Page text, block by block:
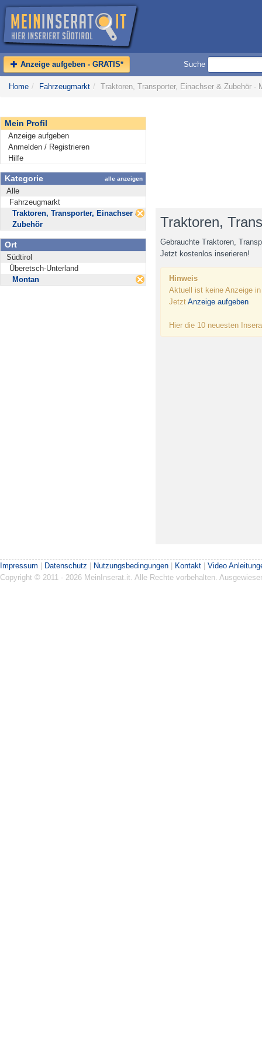
Anzeige aufgeben - GRATIS* Suche
Home / Fahrzeugmarkt / Traktoren, Transporter, Einachser & Zubehör -
Mein Profil
Anzeige aufgeben
Anmelden / Registrieren
Hilfe
Kategorie alle anzeigen
Alle
Fahrzeugmarkt
Traktoren, Transporter, Einachser &
Zubehör
Ort
Südtirol
Überetsch-Unterland
Montan
Traktoren,
Gebrauchte Traktoren,
Jetzt kostenlos inserieren!
Hinweis
Aktuell ist keine Anzeige
Jetzt Anzeige aufgeben
Hier die 10 neuesten
Impressum Datenschutz Nutzungsbedingungen Kontakt
Video
Copyright © 2011 - 2026 MeinInserat.it. Alle Rechte vorbehalten.